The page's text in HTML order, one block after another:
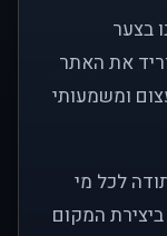
בצער
את האתר
ומשמעותי
לכל מי
המקום